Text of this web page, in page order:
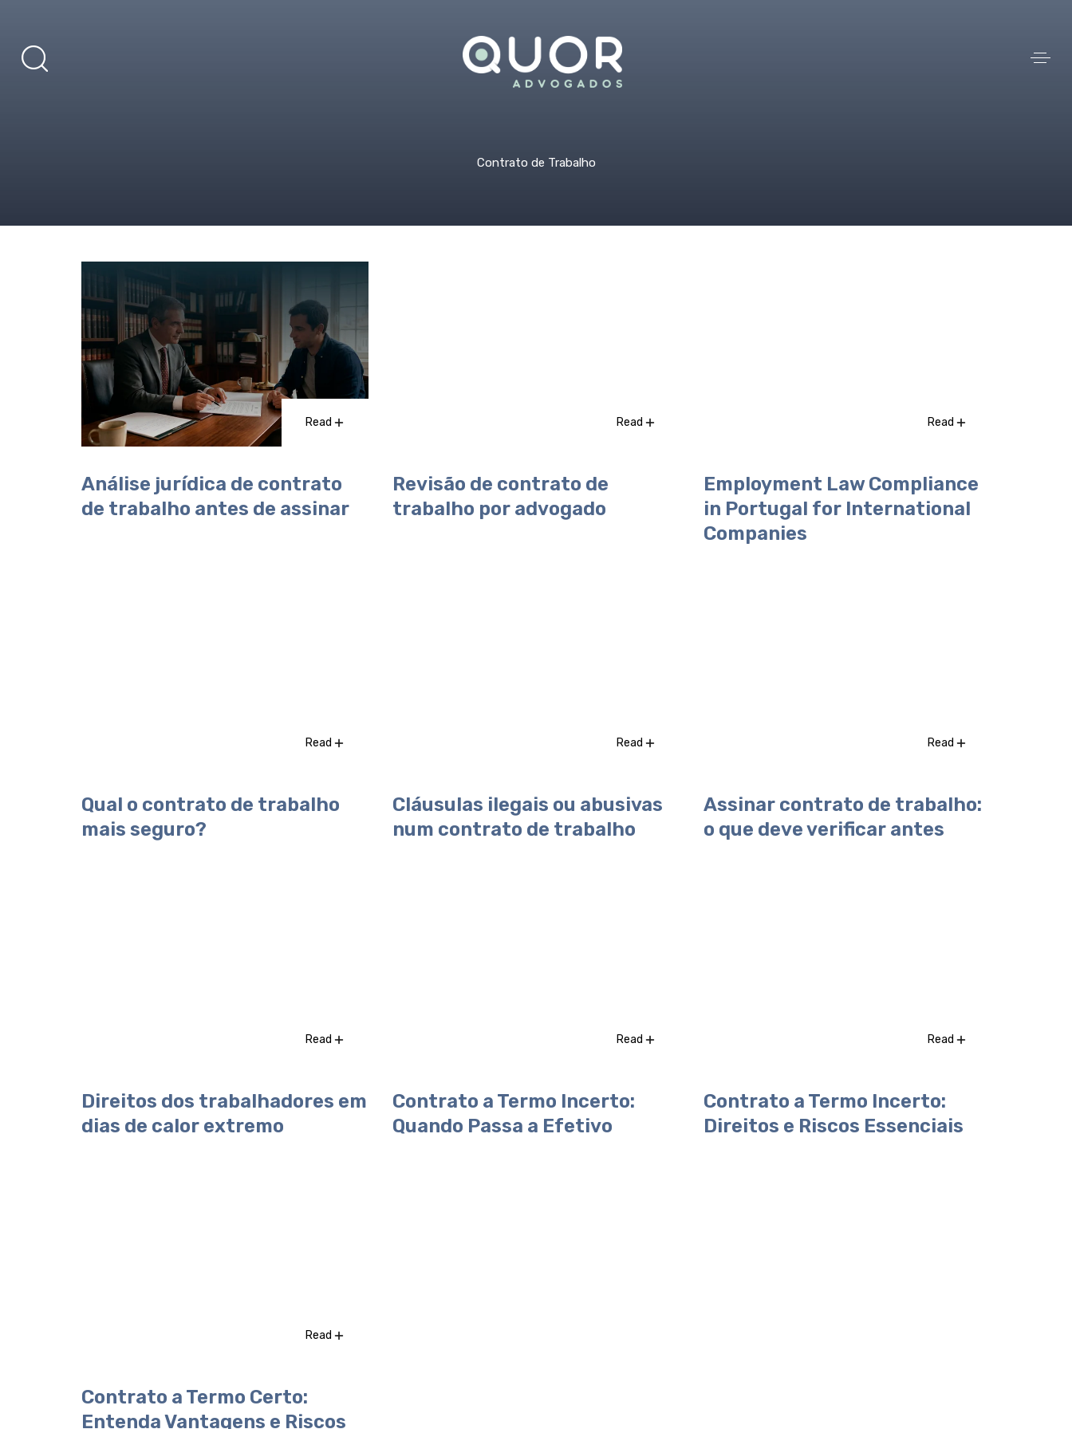
Contrato de Trabalho
Read
Análise jurídica de contrato
de trabalho antes de assinar
Read
Revisão de contrato de
trabalho por advogado
Read
Employment Law Compliance
in Portugal for International
Companies
Read
Qual o contrato de trabalho
mais seguro?
Read
Cláusulas ilegais ou abusivas
num contrato de trabalho
Read
Assinar contrato de trabalho:
o que deve verificar antes
Read
Direitos dos trabalhadores em
dias de calor extremo
Read
Contrato a Termo Incerto:
Quando Passa a Efetivo
Read
Contrato a Termo Incerto:
Direitos e Riscos Essenciais
Read
Contrato a Termo Certo:
Entenda Vantagens e Riscos